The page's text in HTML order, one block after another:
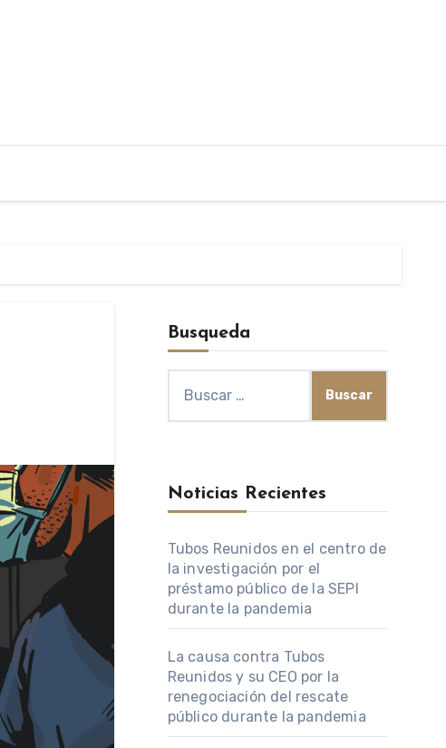
Busqueda
Noticias Recientes
Tubos Reunidos en el centro de
la investigación por el
préstamo público de la SEPI
durante la pandemia
La causa contra Tubos
Reunidos y su CEO por la
renegociación del rescate
público durante la pandemia